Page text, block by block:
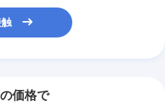
価格で